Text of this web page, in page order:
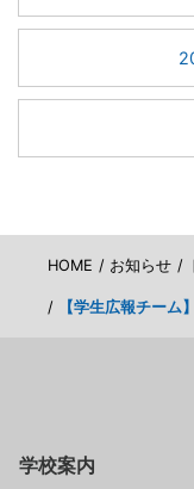
HOME お知らせ
【学生広報チーム
学校案内